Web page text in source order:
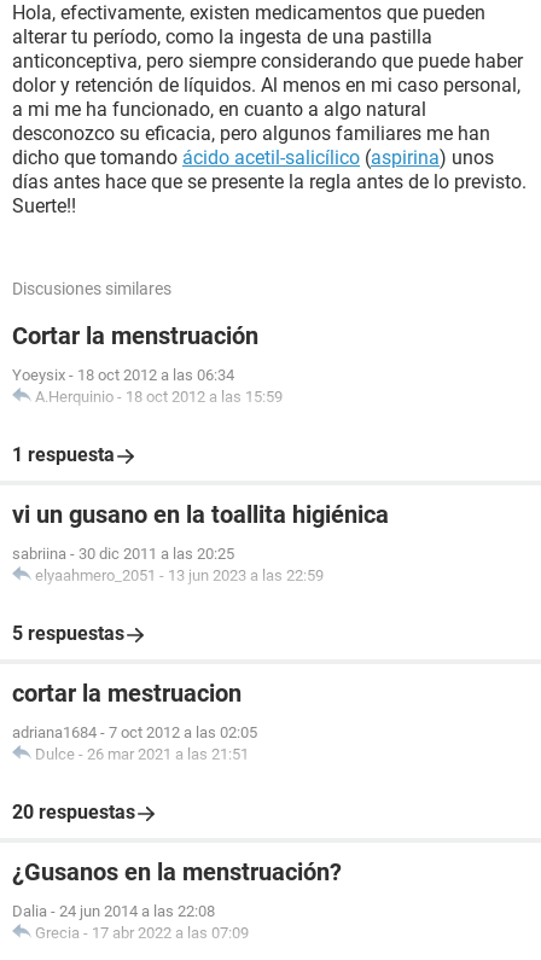
Hola, efectivamente, existen medicamentos que pueden
alterar tu período, como la ingesta de una pastilla
anticonceptiva, pero siempre considerando que puede haber
dolor y retención de líquidos. Al menos en mi caso personal,
a mi me ha funcionado, en cuanto a algo natural
desconozco su eficacia, pero algunos familiares me han
dicho que tomando ácido acetil-salicílico (aspirina) unos
días antes hace que se presente la regla antes de lo previsto.
Suerte!!
Discusiones similares
Cortar la menstruación
Yoeysix - 18 oct 2012 a las 06:34
A.Herquinio - 18 oct 2012 a las 15:59
1 respuesta
vi un gusano en la toallita higiénica
sabriina - 30 dic 2011 a las 20:25
elyaahmero_2051 - 13 jun 2023 a las 22:59
5 respuestas
cortar la mestruacion
adriana1684 - 7 oct 2012 a las 02:05
Dulce - 26 mar 2021 a las 21:51
20 respuestas
¿Gusanos en la menstruación?
Dalia - 24 jun 2014 a las 22:08
Grecia - 17 abr 2022 a las 07:09